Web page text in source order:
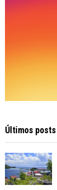
Últimos posts